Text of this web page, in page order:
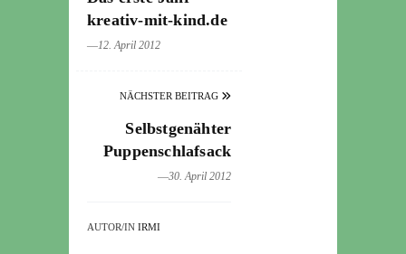
kreativ-mit-kind.de
―12. April 2012
NÄCHSTER BEITRAG
Selbstgenähter
Puppenschlafsack
―30. April 2012
AUTOR/IN IRMI